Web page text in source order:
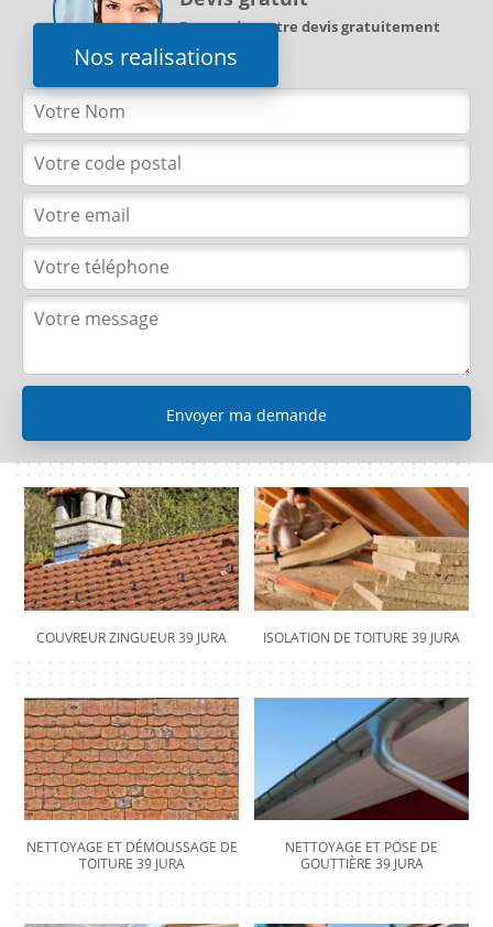
Nos realisations
Demandez votre devis gratuitement
COUVREUR ZINGUEUR 39 JURA ISOLATION DE TOITURE 39 JURA
NETTOYAGE ET DÉMOUSSAGE DE
TOITURE 39 JURA
NETTOYAGE ET POSE DE
GOUTTIÈRE 39 JURA